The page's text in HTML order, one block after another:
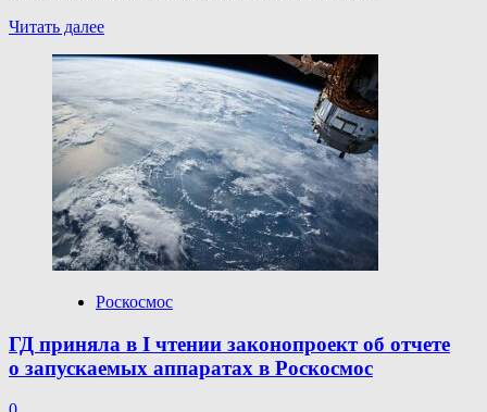
Читать далееПрочитать
о
Инвестфонд
заявил
об огромной
прибыли
от SpaceX
Роскосмос
ГД приняла в I чтении законопроект об отчете
о запускаемых аппаратах в Роскосмос